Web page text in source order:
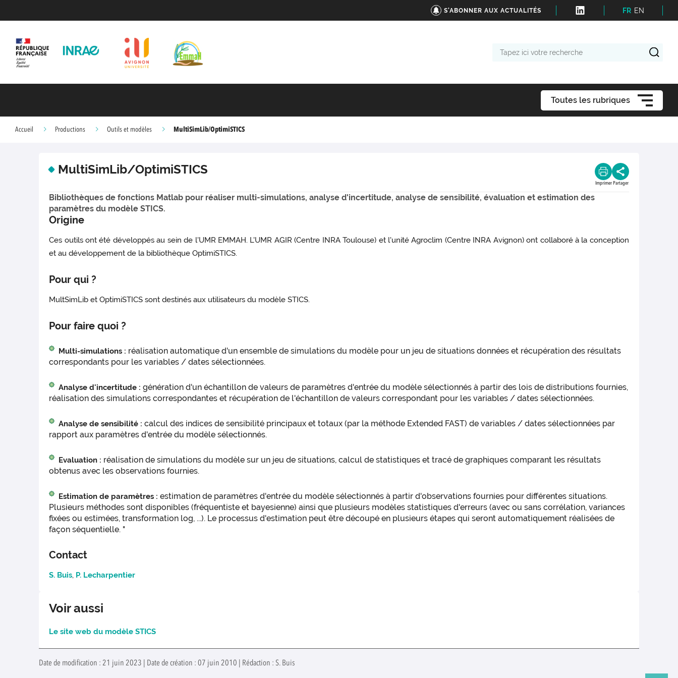
S'ABONNER AUX ACTUALITÉS FR EN
Toutes les rubriques
Accueil Productions Outils et modèles MultiSimLib/OptimiSTICS
MultiSimLib/OptimiSTICS
Imprimer Partager
Bibliothèques de fonctions Matlab pour réaliser multi-simulations, analyse d'incertitude, analyse de sensibilité, évaluation et estimation des
paramètres du modèle STICS.
Origine
Ces outils ont été développés au sein de l'UMR EMMAH. L'UMR AGIR (Centre INRA Toulouse) et l'unité Agroclim (Centre INRA Avignon) ont collaboré à la conception
et au développement de la bibliothèque OptimiSTICS.
Pour qui ?
MultSimLib et OptimiSTICS sont destinés aux utilisateurs du modèle STICS.
Pour faire quoi ?
Multi-simulations : réalisation automatique d'un ensemble de simulations du modèle pour un jeu de situations données et récupération des résultats
correspondants pour les variables / dates sélectionnées.
Analyse d'incertitude : génération d'un échantillon de valeurs de paramètres d'entrée du modèle sélectionnés à partir des lois de distributions fournies,
réalisation des simulations correspondantes et récupération de l'échantillon de valeurs correspondant pour les variables / dates sélectionnées.
Analyse de sensibilité : calcul des indices de sensibilité principaux et totaux (par la méthode Extended FAST) de variables / dates sélectionnées par
rapport aux paramètres d'entrée du modèle sélectionnés.
Evaluation : réalisation de simulations du modèle sur un jeu de situations, calcul de statistiques et tracé de graphiques comparant les résultats
obtenus avec les observations fournies.
Estimation de paramètres : estimation de paramètres d'entrée du modèle sélectionnés à partir d'observations fournies pour différentes situations.
Plusieurs méthodes sont disponibles (fréquentiste et bayesienne) ainsi que plusieurs modèles statistiques d'erreurs (avec ou sans corrélation, variances
fixées ou estimées, transformation log, ...). Le processus d'estimation peut être découpé en plusieurs étapes qui seront automatiquement réalisées de
façon séquentielle. "
Contact
S. Buis, P. Lecharpentier
Voir aussi
Le site web du modèle STICS
Date de modification : 21 juin 2023 | Date de création : 07 juin 2010 | Rédaction : S. Buis